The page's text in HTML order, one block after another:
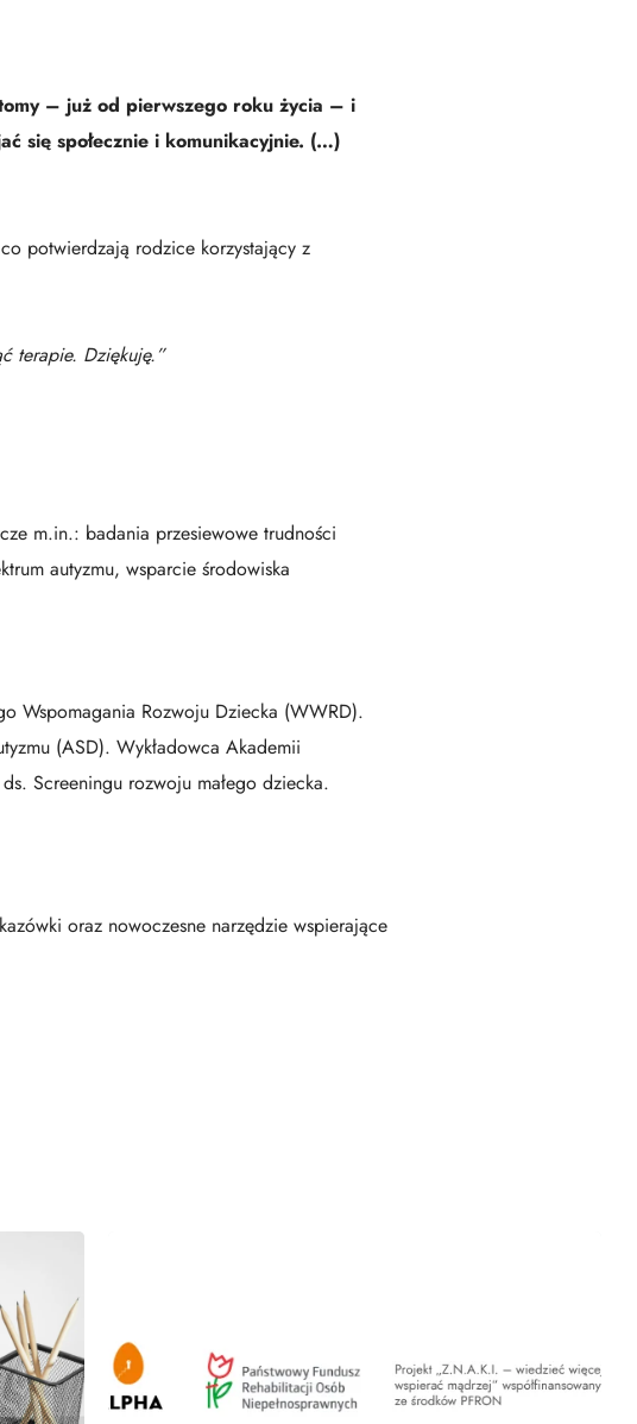
– już od pierwszego roku życia – i
się społecznie i komunikacyjnie. (…)
potwierdzają rodzice korzystający z
terapie. Dziękuję.”
m.in.: badania przesiewowe trudności
autyzmu, wsparcie środowiska
Wspomagania Rozwoju Dziecka (WWRD).
(ASD). Wykładowca Akademii
Screeningu rozwoju małego dziecka.
oraz nowoczesne narzędzie wspierające